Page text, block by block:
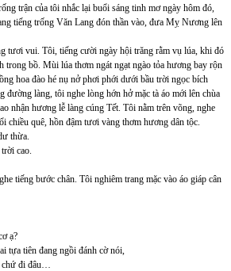
trận của tôi nhắc lại buổi sáng tinh mơ ngày hôm đó,
tiếng trống Văn Lang đón thần vào, đưa Mỵ Nương lên
tươi vui. Tôi, tiếng cười ngày hội trăng rằm vụ lúa, khi đó
trong bồ. Mùi lúa thơm ngát ngạt ngào tỏa hương bay rộn
hoa đào hé nụ nở phơi phới dưới bầu trời ngọc bích
đường làng, tôi nghe lòng hớn hở mặc tà áo mới lên chùa
nhận hương lễ làng cúng Tết. Tôi nằm trên võng, nghe
chiều quê, hồn đậm tươi vàng thơm hương dân tộc.
thừa.
cao.
tiếng bước chân. Tôi nghiêm trang mặc vào áo giáp cân
ạ?
tựa tiên đang ngồi đánh cờ nói,
chứ đi đâu…